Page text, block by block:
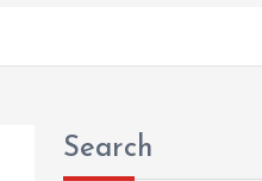
Search